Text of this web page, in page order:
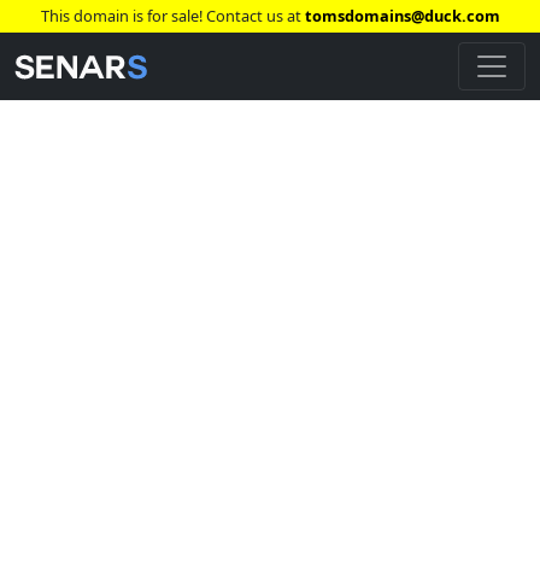
This domain is for sale! Contact us attomsdomains@duck.com